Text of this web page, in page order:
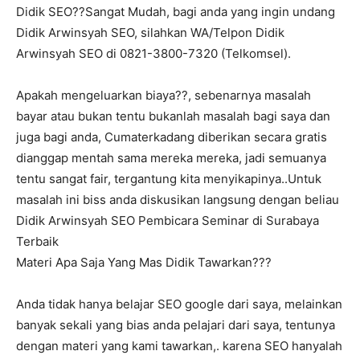
Didik SEO??Sangat Mudah, bagi anda yang ingin undang
Didik Arwinsyah SEO, silahkan WA/Telpon Didik
Arwinsyah SEO di 0821-3800-7320 (Telkomsel).
Apakah mengeluarkan biaya??, sebenarnya masalah
bayar atau bukan tentu bukanlah masalah bagi saya dan
juga bagi anda, Cumaterkadang diberikan secara gratis
dianggap mentah sama mereka mereka, jadi semuanya
tentu sangat fair, tergantung kita menyikapinya..Untuk
masalah ini biss anda diskusikan langsung dengan beliau
Didik Arwinsyah SEO Pembicara Seminar di Surabaya
Terbaik
Materi Apa Saja Yang Mas Didik Tawarkan???
Anda tidak hanya belajar SEO google dari saya, melainkan
banyak sekali yang bias anda pelajari dari saya, tentunya
dengan materi yang kami tawarkan,. karena SEO hanyalah